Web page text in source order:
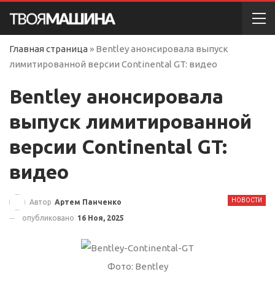
Главная страница » Bentley анонсировала выпуск
лимитированной версии Continental GT: видео
Bentley анонсировала
выпуск лимитированной
версии Continental GT:
видео
НОВОСТИ
Автор Артем Панченко
опубликовано 16 Ноя, 2025
Фото: Bentley